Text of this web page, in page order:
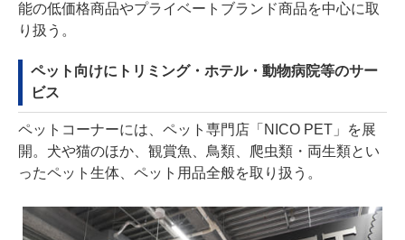
能の低価格商品やプライベートブランド商品を中心に取
り扱う。
ペット向けにトリミング・ホテル・動物病院等のサー
ビス
ペットコーナーには、ペット専⾨店「NICO PET」を展
開。犬や猫のほか、観賞魚、⿃類、爬⾍類・両⽣類とい
ったペット生体、ペット⽤品全般を取り扱う。